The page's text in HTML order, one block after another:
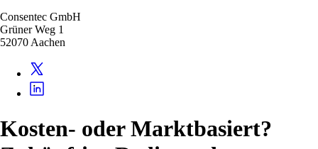
Consentec GmbH
Grüner Weg 1
52070 Aachen
Kosten- oder Marktbasiert?